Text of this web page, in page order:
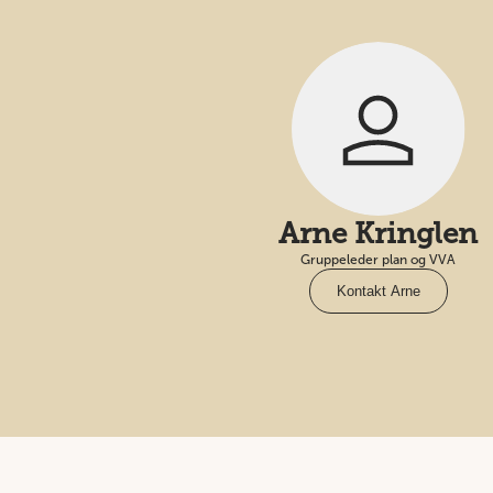
Arne Kringlen
Gruppeleder plan og VVA
Kontakt Arne